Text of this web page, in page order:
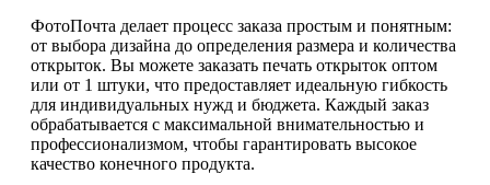
ФотоПочта делает процесс заказа простым и понятным:
от выбора дизайна до определения размера и количества
открыток. Вы можете заказать печать открыток оптом
или от 1 штуки, что предоставляет идеальную гибкость
для индивидуальных нужд и бюджета. Каждый заказ
обрабатывается с максимальной внимательностью и
профессионализмом, чтобы гарантировать высокое
качество конечного продукта.